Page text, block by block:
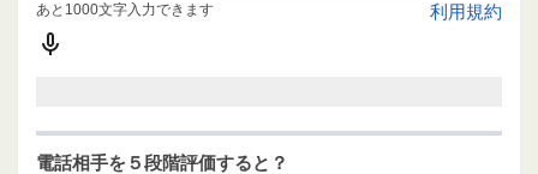
利用規約
あと1000文字入力できます
電話相手を５段階評価すると？